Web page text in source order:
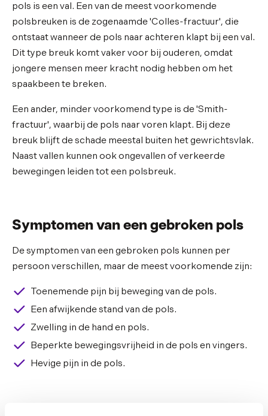
pols is een val. Een van de meest voorkomende
polsbreuken is de zogenaamde 'Colles-fractuur', die
ontstaat wanneer de pols naar achteren klapt bij een val.
Dit type breuk komt vaker voor bij ouderen, omdat
jongere mensen meer kracht nodig hebben om het
spaakbeen te breken.
Een ander, minder voorkomend type is de 'Smith-
fractuur', waarbij de pols naar voren klapt. Bij deze
breuk blijft de schade meestal buiten het gewrichtsvlak.
Naast vallen kunnen ook ongevallen of verkeerde
bewegingen leiden tot een polsbreuk.
Symptomen van een gebroken pols
De symptomen van een gebroken pols kunnen per
persoon verschillen, maar de meest voorkomende zijn:
Toenemende pijn bij beweging van de pols.
Een afwijkende stand van de pols.
Zwelling in de hand en pols.
Beperkte bewegingsvrijheid in de pols en vingers.
Hevige pijn in de pols.